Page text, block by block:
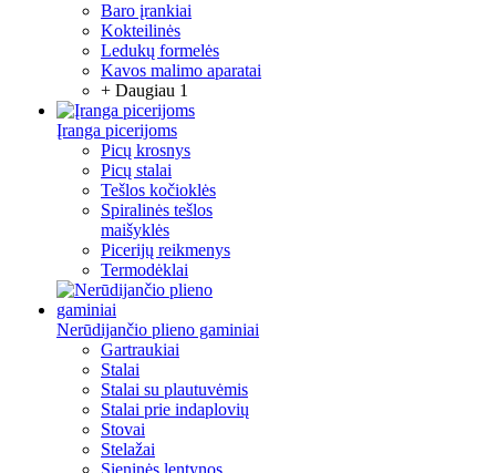
Baro įrankiai
Kokteilinės
Ledukų formelės
Kavos malimo aparatai
+ Daugiau 1
Įranga picerijoms
Picų krosnys
Picų stalai
Tešlos kočioklės
Spiralinės tešlos
maišyklės
Picerijų reikmenys
Termodėklai
Nerūdijančio plieno gaminiai
Gartraukiai
Stalai
Stalai su plautuvėmis
Stalai prie indaplovių
Stovai
Stelažai
Sieninės lentynos